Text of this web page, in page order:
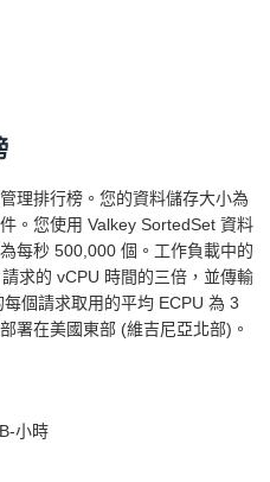
理排行榜。您的資料儲存大小為
。您使用 Valkey SortedSet 資料
每秒 500,000 個。工作負載中的
求的 vCPU 時間的三倍，並傳輸
個請求取用的平均 ECPU 為 3
署在美國東部 (維吉尼亞北部)。
小時